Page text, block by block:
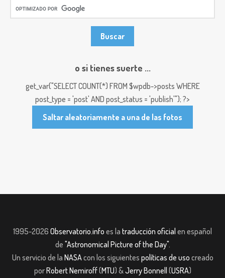
o si tienes suerte ...
get_var("SELECT COUNT(*) FROM $wpdb->posts WHERE
post_type = 'post' AND post_status = 'publish'"); ?>
Saltar aleatoriamente a una de las fotos
1995-2026 Observatorio.info es la traducción oficial en español
de "Astronomical Picture of the Day".
Un servicio de la NASAcon los siguientes políticas de uso creado
porRobert Nemiroff(MTU) &Jerry Bonnell (USRA)